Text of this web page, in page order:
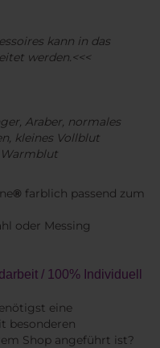
kann in das
werden.<<<
Araber, normales
kleines Vollblut
® farblich passend zum
oder Messing
/ 100% Individuell
eine
besonderen
Shop angeführt ist?